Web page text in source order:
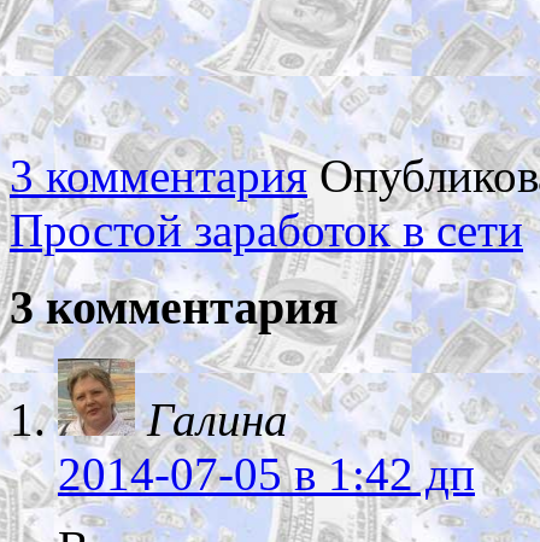
3 комментария
Простой заработок в сети
3 комментария
Галина
2014-07-05в 1:42 дп